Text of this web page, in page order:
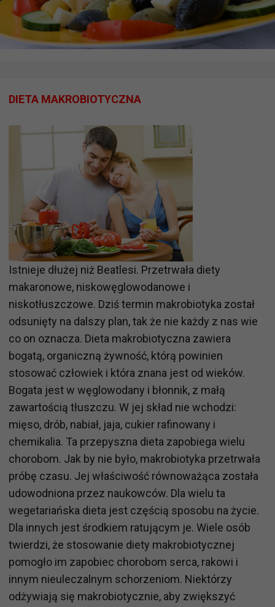
DIETA MAKROBIOTYCZNA
Istnieje dłużej niż Beatlesi. Przetrwała diety
makaronowe, niskowęglowodanowe i
niskotłuszczowe. Dziś termin makrobiotyka został
odsunięty na dalszy plan, tak że nie każdy z nas wie
co on oznacza. Dieta makrobiotyczna zawiera
bogatą, organiczną żywność, którą powinien
stosować człowiek i która znana jest od wieków.
Bogata jest w węglowodany i błonnik, z małą
zawartością tłuszczu. W jej skład nie wchodzi:
mięso, drób, nabiał, jaja, cukier rafinowany i
chemikalia. Ta przepyszna dieta zapobiega wielu
chorobom. Jak by nie było, makrobiotyka przetrwała
próbę czasu. Jej właściwość równoważąca została
udowodniona przez naukowców. Dla wielu ta
wegetariańska dieta jest częścią sposobu na życie.
Dla innych jest środkiem ratującym je. Wiele osób
twierdzi, że stosowanie diety makrobiotycznej
pomogło im zapobiec chorobom serca, rakowi i
innym nieuleczalnym schorzeniom. Niektórzy
odżywiają się makrobiotycznie, aby zwiększyć